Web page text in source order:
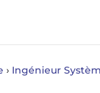
› Ingénieur